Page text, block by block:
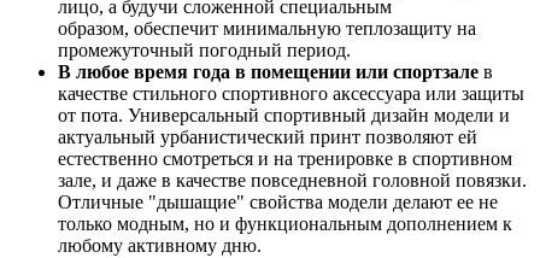
лицо, а будучи сложенной специальным
образом, обеспечит минимальную теплозащиту на
промежуточный погодный период.
В любое время года в помещении или спортзале в
качестве стильного спортивного аксессуара или защиты
от пота. Универсальный спортивный дизайн модели и
актуальный урбанистический принт позволяют ей
естественно смотреться и на тренировке в спортивном
зале, и даже в качестве повседневной головной повязки.
Отличные "дышащие" свойства модели делают ее не
только модным, но и функциональным дополнением к
любому активному дню.